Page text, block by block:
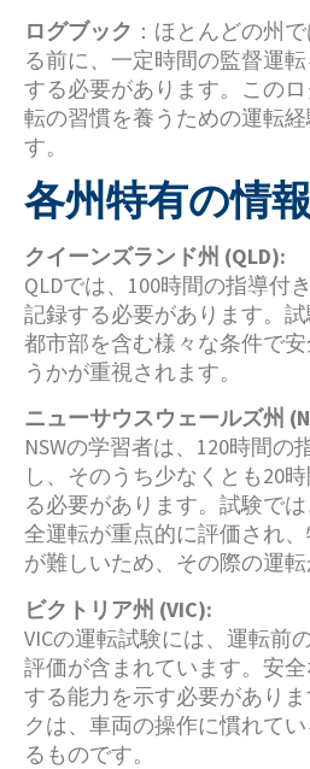
ログブック ：ほとんどの州
る前に、一定時間の監督運
する必要があります。この
転の習慣を養うための運転
す。
各州特有の情報
クイーンズランド州 (QLD):
QLDでは、100時間の指導付
記録する必要があります。
都市部を含む様々な条件で
うかが重視されます。
ニューサウスウェールズ州
NSWの学習者は、120時間の
し、そのうち少なくとも20
る必要があります。試験で
全運転が重点的に評価され
が難しいため、その際の運転
ビクトリア州 (VIC):
VICの運転試験には、運転前
評価が含まれています。安
する能力を示す必要があり
クは、車両の操作に慣れて
るものです。